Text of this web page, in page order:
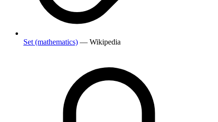
Set (mathematics) — Wikipedia